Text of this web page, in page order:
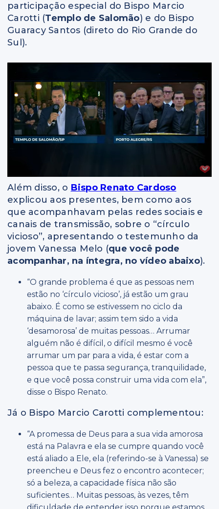
participação especial do Bispo Marcio
Carotti (Templo de Salomão) e do Bispo
Guaracy Santos (direto do Rio Grande do
Sul).
Além disso, o Bispo Renato Cardoso
explicou aos presentes, bem como aos
que acompanhavam pelas redes sociais e
canais de transmissão, sobre o “círculo
vicioso”, apresentando o testemunho da
jovem Vanessa Melo (que você pode
acompanhar, na íntegra, no vídeo abaixo).
“O grande problema é que as pessoas nem
estão no ‘círculo vicioso’, já estão um grau
abaixo. É como se estivessem no ciclo da
máquina de lavar; assim tem sido a vida
‘desamorosa’ de muitas pessoas… Arrumar
alguém não é difícil, o difícil mesmo é você
arrumar um par para a vida, é estar com a
pessoa que te passa segurança, tranquilidade,
e que você possa construir uma vida com ela”,
disse o Bispo Renato.
Já o Bispo Marcio Carotti complementou:
“A promessa de Deus para a sua vida amorosa
está na Palavra e ela se cumpre quando você
está aliado a Ele, ela (referindo-se à Vanessa) se
preencheu e Deus fez o encontro acontecer;
só a beleza, a capacidade física não são
suficientes… Muitas pessoas, às vezes, têm